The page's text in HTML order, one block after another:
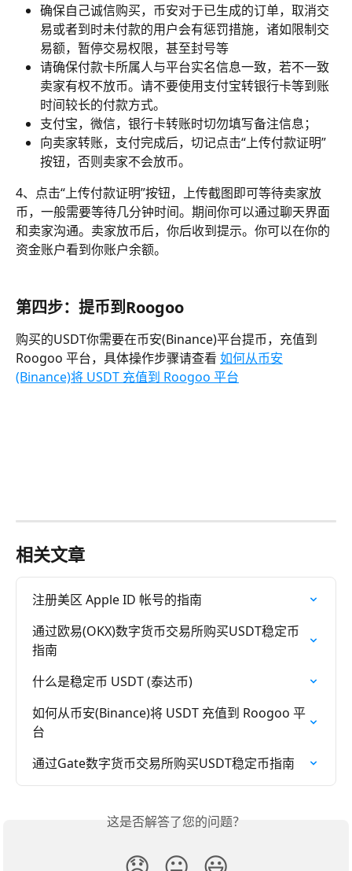
确保自己诚信购买，币安对于已生成的订单，取消交
易或者到时未付款的用户会有惩罚措施，诸如限制交
易额，暂停交易权限，甚至封号等
请确保付款卡所属人与平台实名信息一致，若不一致
卖家有权不放币。请不要使用支付宝转银行卡等到账
时间较长的付款方式。
支付宝，微信，银行卡转账时切勿填写备注信息；
向卖家转账，支付完成后，切记点击“上传付款证明”
按钮，否则卖家不会放币。
4、点击“上传付款证明”按钮，上传截图即可等待卖家放
币，一般需要等待几分钟时间。期间你可以通过聊天界面
和卖家沟通。卖家放币后，你后收到提示。你可以在你的
资金账户看到你账户余额。
第四步：提币到Roogoo
购买的USDT你需要在币安(Binance)平台提币，充值到
Roogoo 平台，具体操作步骤请查看 如何从币安
(Binance)将 USDT 充值到 Roogoo 平台
相关文章
注册美区 Apple ID 帐号的指南
通过欧易(OKX)数字货币交易所购买USDT稳定币
指南
什么是稳定币 USDT (泰达币)
如何从币安(Binance)将 USDT 充值到 Roogoo 平
台
通过Gate数字货币交易所购买USDT稳定币指南
这是否解答了您的问题？